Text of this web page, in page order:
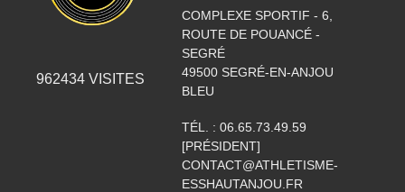
962434 VISITES
COMPLEXE SPORTIF - 6,
ROUTE DE POUANCÉ -
SEGRÉ
49500 SEGRÉ-EN-ANJOU
BLEU
TÉL. : 06.65.73.49.59
[PRÉSIDENT]
CONTACT@ATHLETISME-
ESSHAUTANJOU.FR